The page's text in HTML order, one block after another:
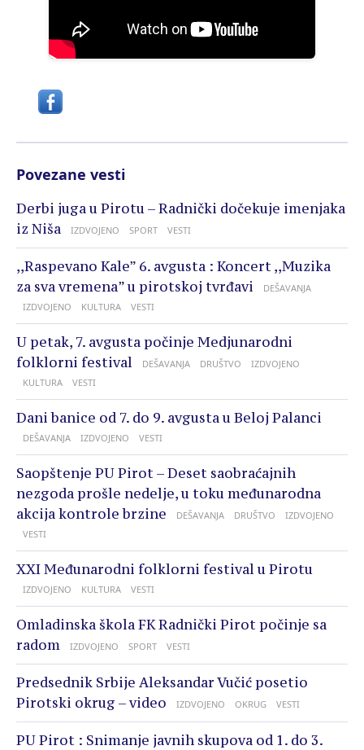
Povezane vesti
Derbi juga u Pirotu – Radnički dočekuje imenjaka
iz Niša
IZDVOJENO SPORT VESTI
,,Raspevano Kale” 6. avgusta : Koncert ,,Muzika
za sva vremena” u pirotskoj tvrđavi
DEŠAVANJA
IZDVOJENO
KULTURA VESTI
U petak, 7. avgusta počinje Medjunarodni
folklorni festival
DEŠAVANJA DRUŠTVO
IZDVOJENO
KULTURA
VESTI
Dani banice od 7. do 9. avgusta u Beloj Palanci
DEŠAVANJA IZDVOJENO VESTI
Saopštenje PU Pirot – Deset saobraćajnih
nezgoda prošle nedelje, u toku međunarodna
akcija kontrole brzine
DEŠAVANJA DRUŠTVO
IZDVOJENO
VESTI
XXI Međunarodni folklorni festival u Pirotu
IZDVOJENO KULTURA VESTI
Omladinska škola FK Radnički Pirot počinje sa
radom
IZDVOJENO SPORT VESTI
Predsednik Srbije Aleksandar Vučić posetio
Pirotski okrug – video
IZDVOJENO OKRUG VESTI
PU Pirot : Snimanje javnih skupova od 1. do 3.